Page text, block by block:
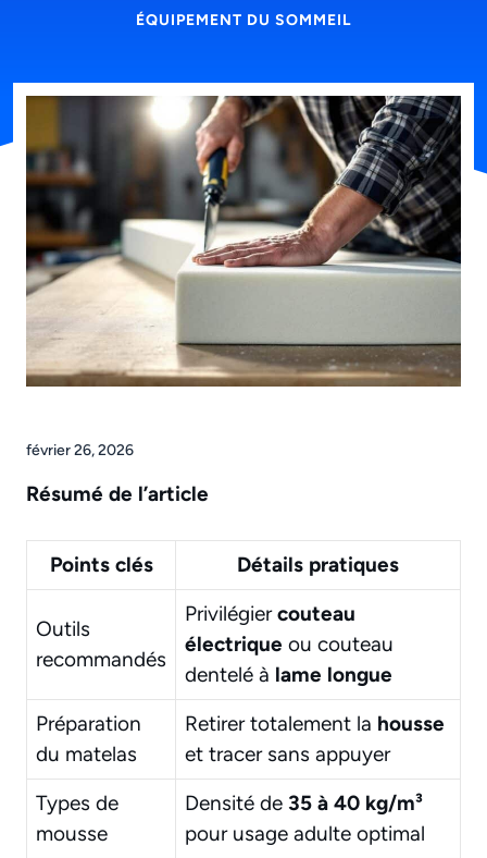
ÉQUIPEMENT DU SOMMEIL
février 26, 2026
Résumé de l’article
Points clés Détails pratiques
Outils
recommandés
Privilégiercouteau
électrique ou couteau
dentelé à lame longue
Préparation
du matelas
Retirer totalement la housse
et tracer sans appuyer
Types de
mousse
Densité de 35 à 40 kg/m³
pour usage adulte optimal